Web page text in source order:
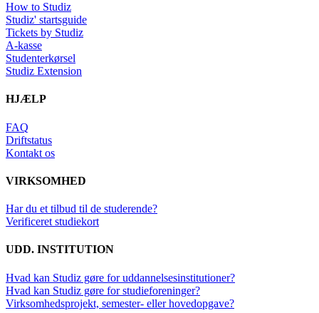
How to Studiz
Studiz' startsguide
Tickets by Studiz
A-kasse
Studenterkørsel
Studiz Extension
HJÆLP
FAQ
Driftstatus
Kontakt os
VIRKSOMHED
Har du et tilbud til de studerende?
Verificeret studiekort
UDD. INSTITUTION
Hvad kan Studiz gøre for uddannelsesinstitutioner?
Hvad kan Studiz gøre for studieforeninger?
Virksomhedsprojekt, semester- eller hovedopgave?